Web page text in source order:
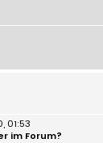
01:53
im Forum?